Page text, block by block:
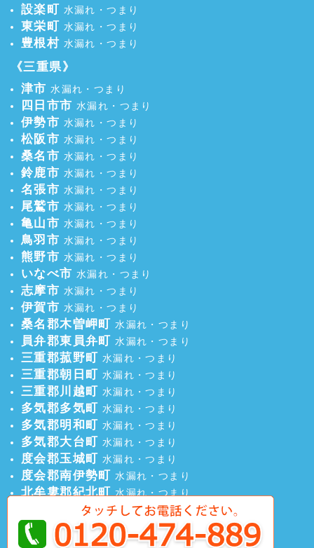
設楽町 水漏れ・つまり
東栄町 水漏れ・つまり
豊根村 水漏れ・つまり
《三重県》
津市 水漏れ・つまり
四日市市 水漏れ・つまり
伊勢市 水漏れ・つまり
松阪市 水漏れ・つまり
桑名市 水漏れ・つまり
鈴鹿市 水漏れ・つまり
名張市 水漏れ・つまり
尾鷲市 水漏れ・つまり
亀山市 水漏れ・つまり
鳥羽市 水漏れ・つまり
熊野市 水漏れ・つまり
いなべ市 水漏れ・つまり
志摩市 水漏れ・つまり
伊賀市 水漏れ・つまり
桑名郡木曽岬町 水漏れ・つまり
員弁郡東員弁町 水漏れ・つまり
三重郡菰野町 水漏れ・つまり
三重郡朝日町 水漏れ・つまり
三重郡川越町 水漏れ・つまり
多気郡多気町 水漏れ・つまり
多気郡明和町 水漏れ・つまり
多気郡大台町 水漏れ・つまり
度会郡玉城町 水漏れ・つまり
度会郡南伊勢町 水漏れ・つまり
北牟婁郡紀北町 水漏れ・つまり
南牟婁郡御浜町水漏れ・つまり
南牟婁郡紀宝町水漏れ・つまり